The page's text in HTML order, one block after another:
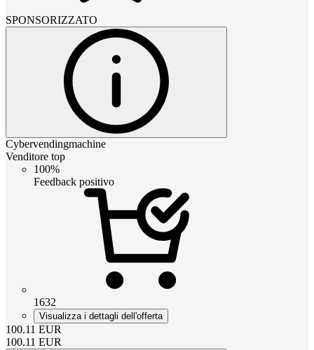
SPONSORIZZATO
Cybervendingmachine
Venditore top
100%
Feedback positivo
1632
Visualizza i dettagli dell'offerta
100.11 EUR
100.11 EUR